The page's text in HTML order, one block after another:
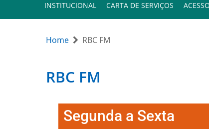
INSTITUCIONAL CARTA DE SERVIÇOS
Home RBC FM
RBC FM
Segunda a Sexta